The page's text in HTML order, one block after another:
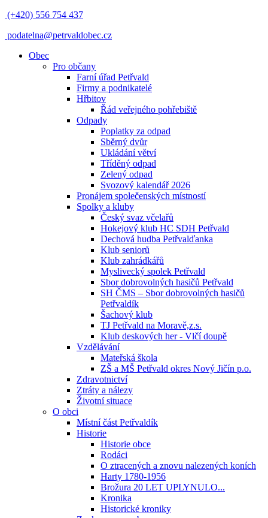
(+420) 556 754 437
podatelna@petrvaldobec.cz
Obec
Pro občany
Farní úřad Petřvald
Firmy a podnikatelé
Hřbitov
Řád veřejného pohřebiště
Odpady
Poplatky za odpad
Sběrný dvůr
Ukládání větví
Tříděný odpad
Zelený odpad
Svozový kalendář 2026
Pronájem společenských místností
Spolky a kluby
Český svaz včelařů
Hokejový klub HC SDH Petřvald
Dechová hudba Petřvalďanka
Klub seniorů
Klub zahrádkářů
Myslivecký spolek Petřvald
Sbor dobrovolných hasičů Petřvald
SH ČMS – Sbor dobrovolných hasičů
Petřvaldík
Šachový klub
TJ Petřvald na Moravě,z.s.
Klub deskových her - Vlčí doupě
Vzdělávání
Mateřská škola
ZŠ a MŠ Petřvald okres Nový Jičín p.o.
Zdravotnictví
Ztráty a nálezy
Životní situace
O obci
Místní část Petřvaldík
Historie
Historie obce
Rodáci
O ztracených a znovu nalezených koních
Harty 1780-1956
Brožura 20 LET UPLYNULO...
Kronika
Historické kroniky